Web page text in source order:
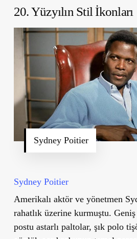
20. Yüzyılın Stil İkonları
Sydney Poitier
Sydney Poitier
Amerikalı aktör ve yönetmen
rahatlık üzerine kurmuştu.
postu astarlı paltolar, şık polo